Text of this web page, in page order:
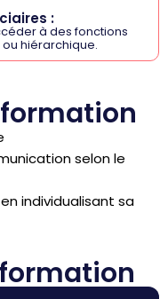
:
à des fonctions
hiérarchique.
selon le
individualisant sa